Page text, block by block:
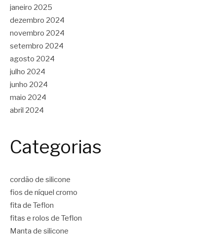
janeiro 2025
dezembro 2024
novembro 2024
setembro 2024
agosto 2024
julho 2024
junho 2024
maio 2024
abril 2024
Categorias
cordão de silicone
fios de níquel cromo
fita de Teflon
fitas e rolos de Teflon
Manta de silicone